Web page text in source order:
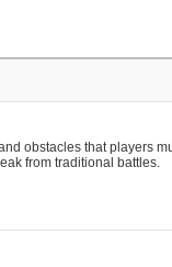
obstacles that players
from traditional battles.